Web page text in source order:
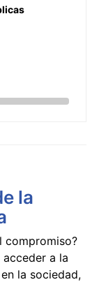
la
compromiso?
a la
la sociedad,